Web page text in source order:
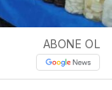
ABONE OL